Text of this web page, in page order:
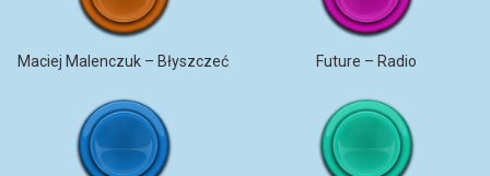
Maciej Malenczuk – Błyszczeć Future – Radio